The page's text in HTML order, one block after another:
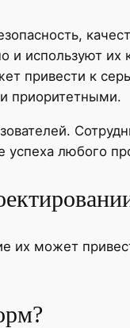
и используют их
привести к
приоритетными.
любого
их может